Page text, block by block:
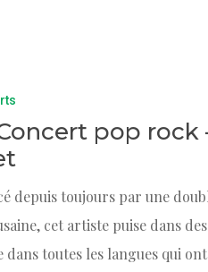
pop rock
depuis toujours par une
cet artiste puise dans
toutes les langues qui